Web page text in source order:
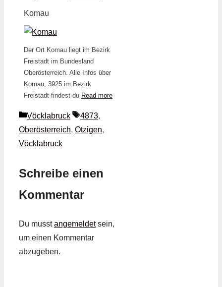
Komau
Der Ort Komau liegt im Bezirk
Freistadt im Bundesland
Oberösterreich. Alle Infos über
Komau, 3925 im Bezirk
Freistadt findest du Read more
Kategorien
Vöcklabruck Schlagwörter
4873,
Oberösterreich, Otzigen,
Vöcklabruck
Schreibe einen
Kommentar
Du musstangemeldetsein,
um einen Kommentar
abzugeben.